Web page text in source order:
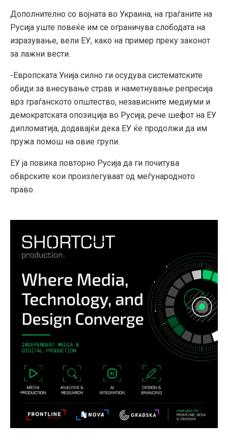
Дополнително со војната во Украина, на граѓаните на
Русија уште повеќе им се ограничува слободата на
изразување, вели ЕУ, како на пример преку законот
за лажни вести.
-Европската Унија силно ги осудува систематските
обиди за внесување страв и наметнување репресија
врз граѓанското општество, независните медиуми и
демократската опозиција во Русија, рече шефот на ЕУ
дипломатија, додавајќи дека ЕУ ќе продолжи да им
пружа помош на овие групи.
ЕУ ја повика повторно Русија да ги почитува
обврските кои произлегуваат од меѓународното
право.